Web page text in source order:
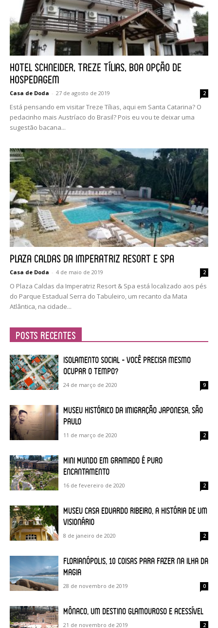
Hotel Schneider, Treze Tílias, boa opção de
hospedagem
Casa de Doda - 27 de agosto de 2019 2
Está pensando em visitar Treze Tílias, aqui em Santa Catarina? O
pedacinho mais Austríaco do Brasil? Pois eu vou te deixar uma
sugestão bacana...
Plaza Caldas da Imperatriz Resort e Spa
Casa de Doda - 4 de maio de 2019 2
O Plaza Caldas da Imperatriz Resort & Spa está localizado aos pés
do Parque Estadual Serra do Tabuleiro, um recanto da Mata
Atlântica, na cidade...
Posts Recentes
Isolamento Social – Você precisa mesmo
ocupar o tempo?
24 de março de 2020 9
Museu Histórico da Imigração Japonesa, São
Paulo
11 de março de 2020 2
Mini Mundo em Gramado é puro
encantamento
16 de fevereiro de 2020 2
Museu Casa Eduardo Ribeiro, a história de um
visionário
8 de janeiro de 2020 2
Florianópolis, 10 coisas para fazer na Ilha da
Magia
28 de novembro de 2019 0
Mônaco, um destino glamouroso e acessível
21 de novembro de 2019 2